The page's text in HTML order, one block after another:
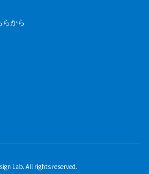
らから
Lab. All rights reserved.